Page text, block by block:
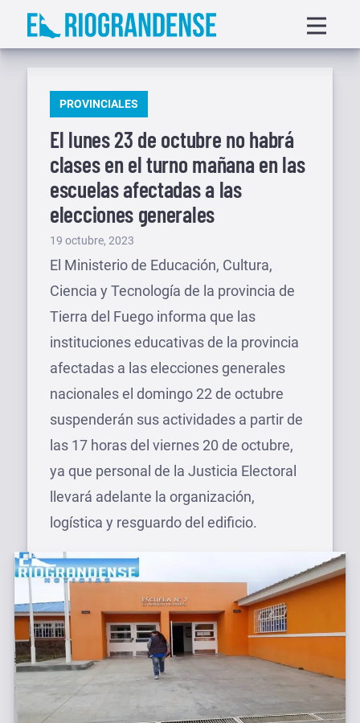
Saltar
menu
PUBLICADO
PROVINCIALES
El lunes 23 de octubre no habrá
clases en el turno mañana en las
escuelas afectadas a las
elecciones generales
Publicado
el
19 octubre, 2023
El Ministerio de Educación, Cultura,
Ciencia y Tecnología de la provincia de
Tierra del Fuego informa que las
instituciones educativas de la provincia
afectadas a las elecciones generales
nacionales el domingo 22 de octubre
suspenderán sus actividades a partir de
las 17 horas del viernes 20 de octubre,
ya que personal de la Justicia Electoral
llevará adelante la organización,
logística y resguardo del edificio.